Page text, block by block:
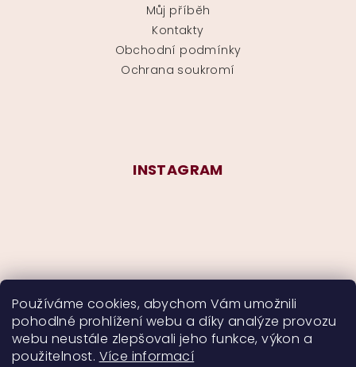
Používáme cookies, abychom Vám umožnili
pohodlné prohlížení webu a díky analýze provozu
webu neustále zlepšovali jeho funkce, výkon a
použitelnost. Více informací
Můj příběh
Kontakty
Obchodní podmínky
Ochrana soukromí
INSTAGRAM
Sledovat na Instagramu